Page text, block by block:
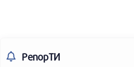
РепорТИ